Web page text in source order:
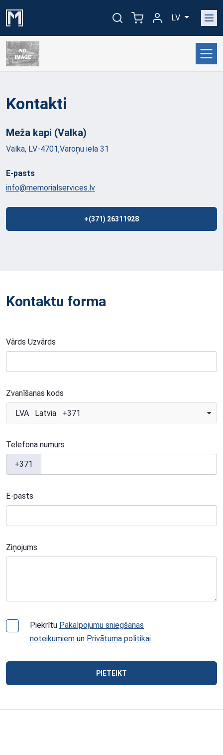
LV
Kontakti
Meža kapi (Valka)
Valka, LV-4701,Varoņu iela 31
E-pasts
info@memorialservices.lv
+(371) 26311928
Kontaktu forma
Vārds Uzvārds
Zvanīšanas kods
LVA Latvia +371
Telefona numurs
+371
E-pasts
Ziņojums
Piekrītu Pakalpojumu sniegšanas
noteikumiem un Privātuma politikai
PIETEIKT